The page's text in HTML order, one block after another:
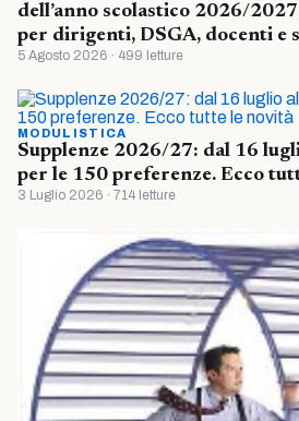
dell’anno scolastico 2026/
per dirigenti, DSGA, docenti e
5 Agosto 2026 · 499 letture
MODULISTICA
Supplenze 2026/27: dal 16
per le 150 preferenze. Ecco
3 Luglio 2026 · 714 letture